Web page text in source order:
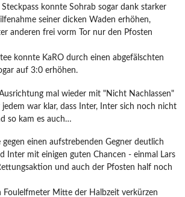
konnte Sohrab sogar dank starker
seiner dicken Waden erhöhen,
anderen frei vorm Tor nur den Pfosten
konnte KaRO durch einen abgefälschten
auf 3:0 erhöhen.
mal wieder mit "Nicht Nachlassen"
war klar, dass Inter, Inter sich noch nicht
so kam es auch…
einen aufstrebenden Gegner deutlich
Inter mit einigen guten Chancen - einmal Lars
und auch der Pfosten half noch
Foulelfmeter Mitte der Halbzeit verkürzen